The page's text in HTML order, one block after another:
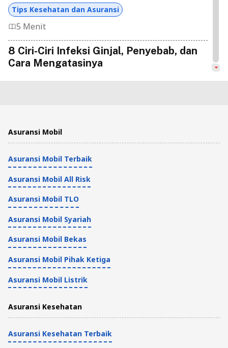
Tips Kesehatan dan Asuransi
5 Menit
8 Ciri-Ciri Infeksi Ginjal, Penyebab, dan
Cara Mengatasinya
Berfungsi Optimal
Tips Kesehatan dan Asuransi
6 Menit
Mau Tahu Cara Memperbaiki Fungsi
5 Menit
Mengenal Arti Sakit Ginjal Stadium 5
dan Gejalanya
Tips Kesehatan dan Asuransi
Asuransi Mobil
Asuransi Mobil Terbaik
Asuransi Mobil All Risk
Asuransi Mobil TLO
Asuransi Mobil Syariah
Asuransi Mobil Bekas
Asuransi Mobil Pihak Ketiga
Asuransi Mobil Listrik
Asuransi Kesehatan
Asuransi Kesehatan Terbaik